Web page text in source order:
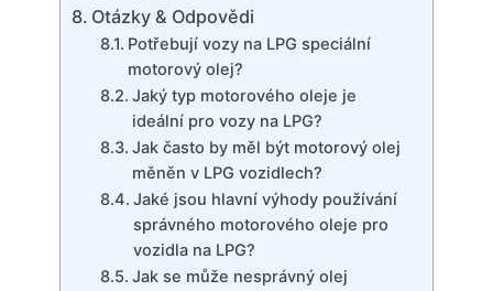
Otázky & Odpovědi
Potřebují vozy na LPG speciální
motorový olej?
Jaký typ motorového oleje je
ideální pro vozy na LPG?
Jak často by měl být motorový olej
měněn v LPG vozidlech?
Jaké jsou hlavní výhody používání
správného motorového oleje pro
vozidla na LPG?
Jak se může nesprávný olej